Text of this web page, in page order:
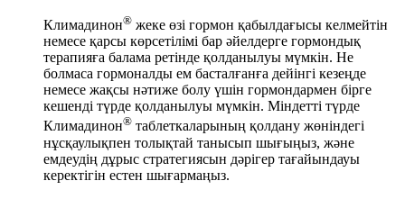
Климадинон® жеке өзі гормон қабылдағысы келмейтін
немесе қарсы көрсетілімі бар әйелдерге гормондық
терапияға балама ретінде қолданылуы мүмкін. Не
болмаса гормоналды ем басталғанға дейінгі кезеңде
немесе жақсы нәтиже болу үшін гормондармен бірге
кешенді түрде қолданылуы мүмкін. Міндетті түрде
Климадинон® таблеткаларының қолдану жөніндегі
нұсқаулықпен толықтай танысып шығыңыз, және
емдеудің дұрыс стратегиясын дәрігер тағайындауы
керектігін естен шығармаңыз.